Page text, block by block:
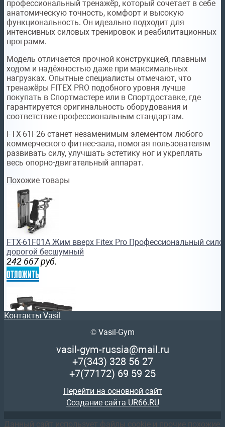
профессиональный тренажёр, который сочетает в себе
анатомическую точность, комфорт и высокую
функциональность. Он идеально подходит для
интенсивных силовых тренировок и реабилитационных
программ.
Модель отличается прочной конструкцией, плавным
ходом и надёжностью даже при максимальных
нагрузках. Опытные специалисты отмечают, что
тренажёры FITEX PRO подобного уровня лучше
покупать в Спортмастере или в Спортдоставке, где
гарантируется оригинальность оборудования и
соответствие профессиональным стандартам.
FTX-61F26 станет незаменимым элементом любого
коммерческого фитнес-зала, помогая пользователям
развивать силу, улучшать эстетику ног и укреплять
весь опорно-двигательный аппарат.
Похожие товары
FTX-61F01A Жим вверх Fitex Pro Профессиональный
дорогой бесшумный
242 667 руб.
отложить
FTX-G1A57 Комбинированная скамья для приседаний и
Профессиональный силовой тренажер
Контакты Vasil
© Vasil-Gym
vasil-gym-russia@mail.ru
+7(343) 328 56 27
+7(77172) 69 59 25
Перейти на основной сайт
Создание сайта UR66.RU
Данный сайт использует файлы cookie и прочие похожие